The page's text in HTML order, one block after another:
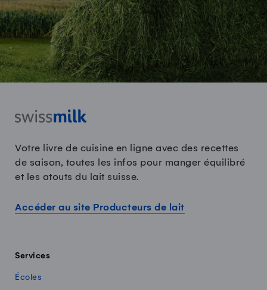
Votre livre de cuisine en ligne avec des recettes
de saison, toutes les infos pour manger équilibré
et les atouts du lait suisse.
Accéder au site Producteurs de lait
Services
Écoles